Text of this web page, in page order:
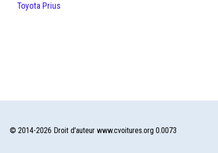
Toyota Prius
© 2014-2026 Droit d'auteur www.cvoitures.org 0.0073